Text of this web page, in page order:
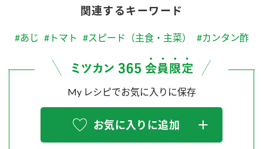
関連するキーワード
#あじ #トマト #スピード（主食・主菜） #カンタン酢
My レシピでお気に入りに保存
お気に入りに追加